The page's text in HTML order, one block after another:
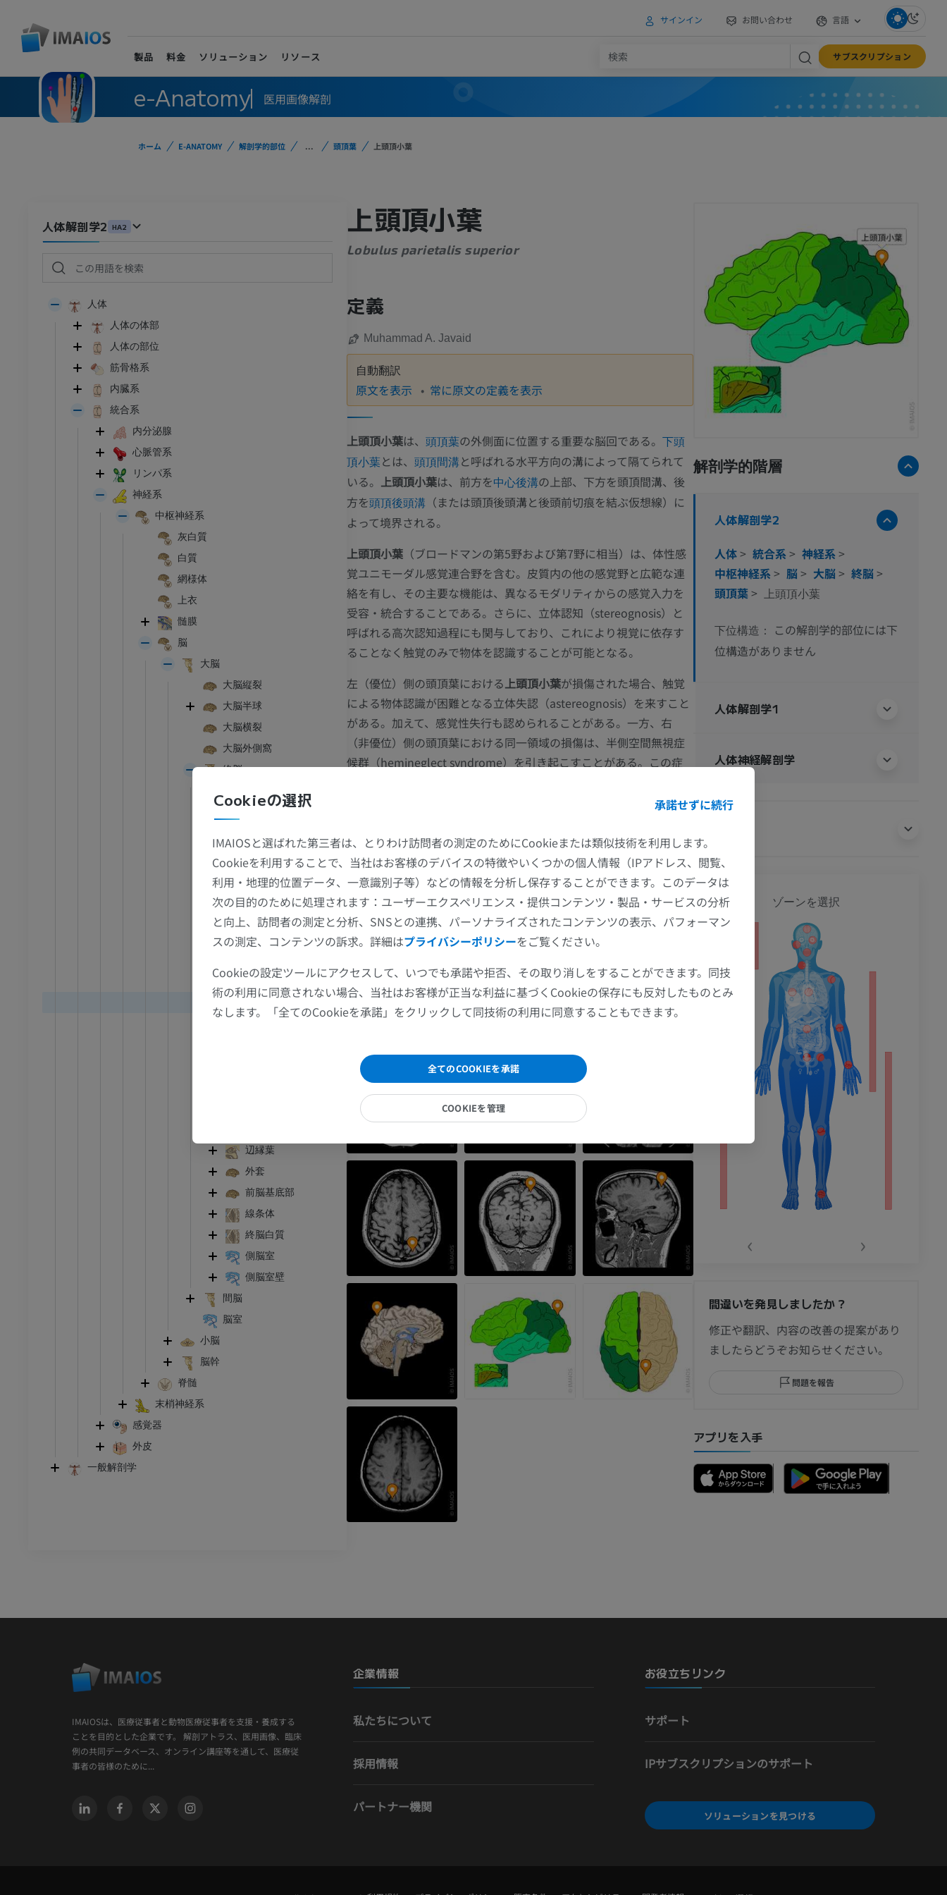
サインイン お問い合わせ 言語
製品 料金 ソリューション リソース サブスクリプション
e-Anatomy 医用画像解剖
ホーム E-ANATOMY 解剖学的部位 ... 頭頂葉 上頭頂小葉
人体解剖学2 HA2
人体
人体の体部
人体の部位
筋骨格系
内臓系
統合系
内分泌腺
心脈管系
リンパ系
神経系
中枢神経系
灰白質
白質
網様体
上衣
髄膜
脳
大脳
大脳縦裂
大脳半球
大脳横裂
大脳外側窩
終脳
頭頂葉
頭頂弁蓋
中心後回
中心後溝
頭頂間溝
上頭頂小葉
辺縁葉
外套
前脳基底部
線条体
終脳白質
側脳室
側脳室壁
間脳
脳室
小脳
脳幹
脊髄
末梢神経系
感覚器
外皮
一般解剖学
上頭頂小葉
Lobulus parietalis superior
定義
Muhammad A. Javaid
自動翻訳
原文を表示 常に原文の定義を表示
上頭頂小葉は、 頭頂葉の外側面に位置する重要な脳回である。 下頭
頂小葉とは、 頭頂間溝と呼ばれる水平方向の溝によって隔てられて
いる。 上頭頂小葉は、前方を中心後溝の上部、下方を頭頂間溝、後
方を頭頂後頭溝 （または頭頂後頭溝と後頭前切痕を結ぶ仮想線）に
よって境界される。
上頭頂小葉 （ブロードマンの第5野および第7野に相当）は、体性感
覚ユニモーダル感覚連合野を含む。皮質内の他の感覚野と広範な連
絡を有し、その主要な機能は、異なるモダリティからの感覚入力を
受容・統合することである。さらに、立体認知（stereognosis）と
呼ばれる高次認知過程にも関与しており、これにより視覚に依存す
ることなく触覚のみで物体を認識することが可能となる。
左（優位）側の頭頂葉における上頭頂小葉が損傷された場合、触覚
による物体認識が困難となる立体失認（astereognosis）を来すこと
がある。加えて、感覚性失行も認められることがある。一方、右
（非優位）側の頭頂葉における同一領域の損傷は、半側空間無視症
候群（hemineglect syndrome）を引き起こすことがある。この症
この翻訳に問題がありますか？ 報告する
参考文献
Snell, R.S. (2010). ‘Chapter 8: The structure and functional localization of the cerebral
cortex’, inClinical Neuroanatomy . (7th ed.) Philadelphia: Wolters Kluwer
ギャラリー
解剖学的階層
人体解剖学2
人体> 統合系> 神経系>
中枢神経系> 脳> 大脳> 終脳>
頭頂葉> 上頭頂小葉
下位構造：
この解剖学的部位には下
位構造がありません
人体解剖学1
人体神経解剖学
イラストレーション
足根および足部のCT
CT
プレミアム
上肢
上肢MRI
MRI
プレミアム
肩関節MRI
手関節MRI
肘関節MRI
MRI
プレミアム
手部MRI
MRI
プレミアム
上肢X線
X線画像
プレミアム
上肢
イラストレーション
プレミアム
上肢動脈造影
血管造影
無料
下肢
下肢
イラストレーション
プレミアム
下肢X線
下肢MRI
股関節MRI
プレミアム
膝 MRI
MRI
膝関節CT関節造影
CT関節造影
プレミアム
ゾーンを選択
‹ ›
間違いを発見しましたか？
修正や翻訳、内容の改善の提案があり
ましたらどうぞお知らせください。
問題を報告
アプリを入手
IMAIOSは、医療従事者と動物医療従事者を支援・養成する
ことを目的とした企業です。 解剖アトラス、医用画像、臨床
例の共同データベース、オンライン講座等を通して、医療従
事者の皆様のために...
企業情報
私たちについて
採用情報
パートナー機関
お役立ちリンク
サポート
IPサブスクリプションのサポート
ソリューションを見つける
Cookieの選択 承諾せずに続行
IMAIOSと選ばれた第三者は、とりわけ訪問者の測定のためにCookieまたは類似技術を利用します。
Cookieを利用することで、当社はお客様のデバイスの特徴やいくつかの個人情報（IPアドレス、閲覧、
利用・地理的位置データ、一意識別子等）などの情報を分析し保存することができます。このデータは
次の目的のために処理されます：ユーザーエクスペリエンス・提供コンテンツ・製品・サービスの分析
と向上、訪問者の測定と分析、SNSとの連携、パーソナライズされたコンテンツの表示、パフォーマン
スの測定、コンテンツの訴求。詳細はプライバシーポリシーをご覧ください。
Cookieの設定ツールにアクセスして、いつでも承諾や拒否、その取り消しをすることができます。同技
術の利用に同意されない場合、当社はお客様が正当な利益に基づくCookieの保存にも反対したものとみ
なします。「全てのCookieを承諾」をクリックして同技術の利用に同意することもできます。
全てのCOOKIEを承諾
COOKIEを管理